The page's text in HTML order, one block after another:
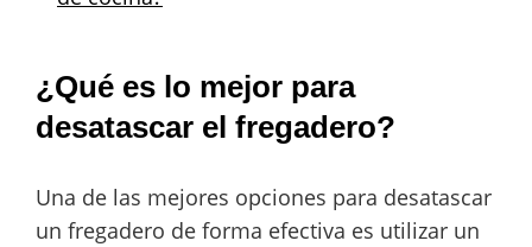
¿Qué es lo mejor para
desatascar el fregadero?
Una de las mejores opciones para desatascar
un fregadero de forma efectiva es utilizar un